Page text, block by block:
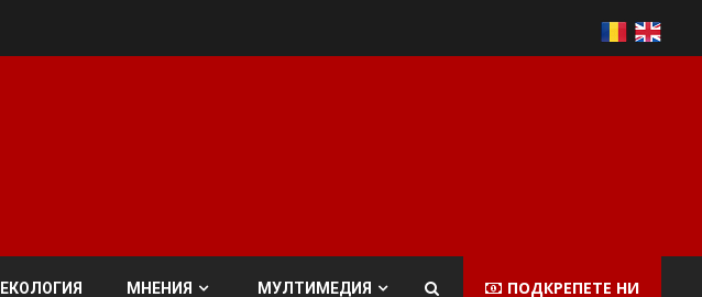
ЕКОЛОГИЯ МНЕНИЯ МУЛТИМЕДИЯ ПОДКРЕПЕТЕ НИ